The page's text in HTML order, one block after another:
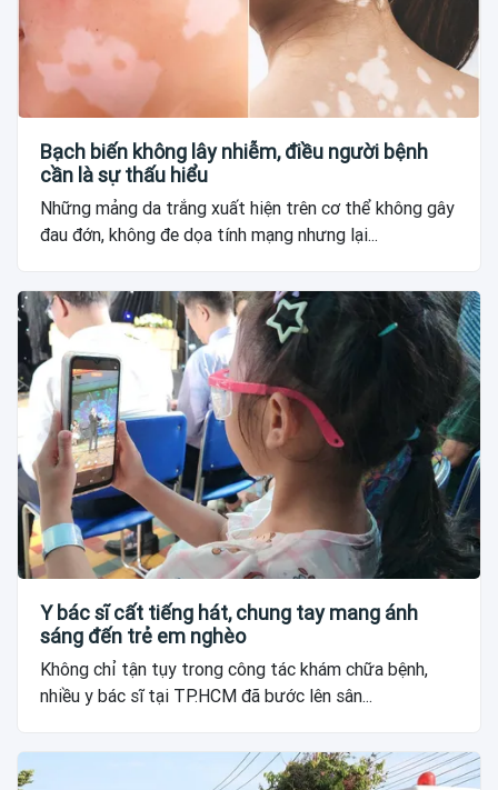
Bạch biến không lây nhiễm, điều người bệnh
cần là sự thấu hiểu
Những mảng da trắng xuất hiện trên cơ thể không gây
đau đớn, không đe dọa tính mạng nhưng lại...
Y bác sĩ cất tiếng hát, chung tay mang ánh
sáng đến trẻ em nghèo
Không chỉ tận tụy trong công tác khám chữa bệnh,
nhiều y bác sĩ tại TP.HCM đã bước lên sân...